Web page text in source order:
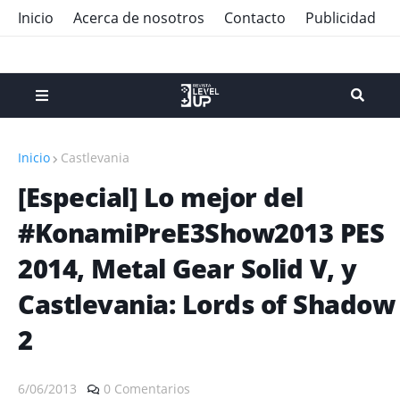
Inicio Acerca de nosotros Contacto Publicidad
Inicio Castlevania
[Especial] Lo mejor del
#KonamiPreE3Show2013 PES
2014, Metal Gear Solid V, y
Castlevania: Lords of Shadow
2
6/06/2013 0 Comentarios